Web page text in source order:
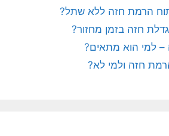
הרמת חזה ללא שתל?
חזה בזמן מחזור?
– למי הוא מתאים?
חזה ולמי לא?